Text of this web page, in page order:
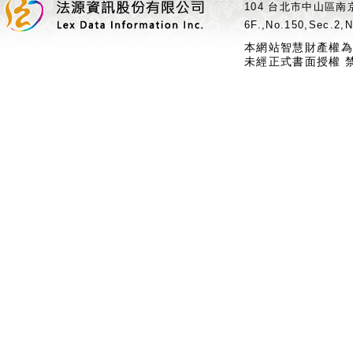
104 台北市中山區
本網站智慧財產權
未經正式書面授權